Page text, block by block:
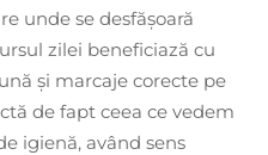
unde se desfășoară
zilei beneficiază cu
și marcaje corecte pe
de fapt ceea ce vedem
igienă, având sens